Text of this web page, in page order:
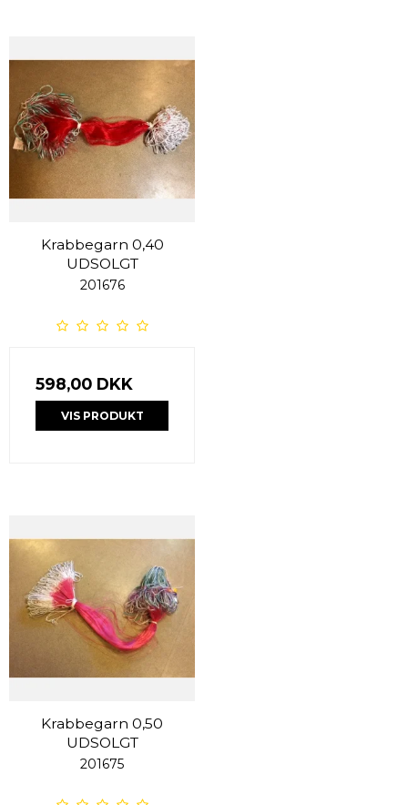
Krabbegarn 0,40
UDSOLGT
201676
598,00 DKK
VIS PRODUKT
Krabbegarn 0,50
UDSOLGT
201675